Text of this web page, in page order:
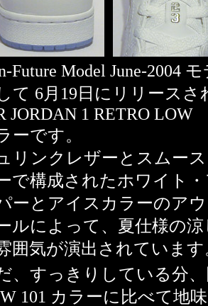
Future Model June-2004
て 6月19日にリリースさ
JORDAN 1 RETRO LOW
ーです。
リンクレザーとスムー
で構成されたホワイト
ーとアイスカラーのア
ルによって、夏仕様の
囲気が演出されています
、すっきりしている分、
101 カラーに比べて地